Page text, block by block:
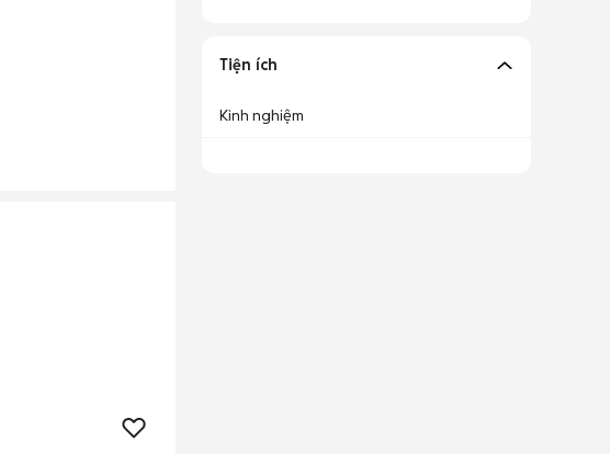
Tiện ích
Kinh nghiệm